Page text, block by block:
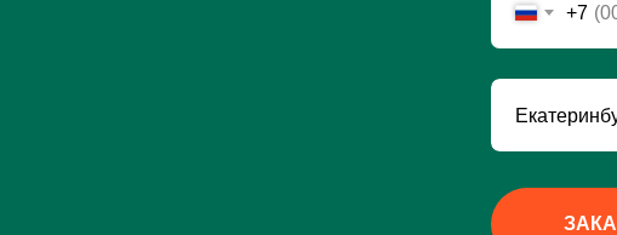
+7